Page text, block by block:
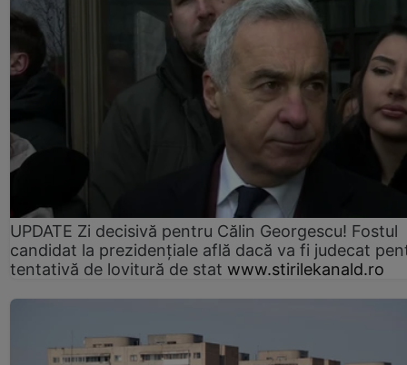
UPDATE Zi decisivă pentru Călin Georgescu! Fostul
candidat la prezidențiale află dacă va fi judecat
tentativă de lovitură de stat www.stirilekanald.ro